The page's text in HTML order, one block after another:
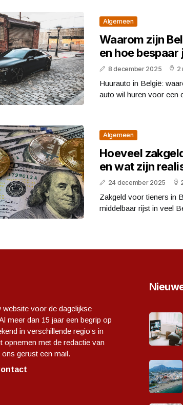
Algemeen
Waarom zijn
en hoe
8 december 2025 2
Huurauto in België:
auto wil huren voor een
Algemeen
Hoeveel
en wat zijn
24 december 2025
Zakgeld voor tieners in
middelbaar rijst in veel
voor de dagelijkse
meer dan 15 jaar een begrip op
in verschillende regio’s in
opnemen met de redactie van
gerust een mail.